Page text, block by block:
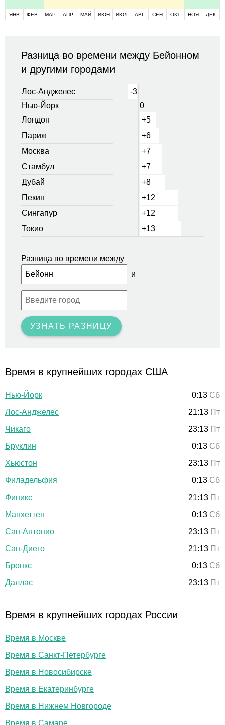
ЯНВ ФЕВ МАР АПР МАЙ ИЮН ИЮЛ АВГ СЕН ОКТ НОЯ ДЕК
Разница во времени между Бейонном
и другими городами
Лос-Анджелес
-3
Нью-Йорк
0
Лондон
+5
Париж
+6
Москва
+7
Стамбул
+7
Дубай
+8
Пекин
+12
Сингапур
+12
Токио
+13
Разница во времени между
и
УЗНАТЬ РАЗНИЦУ
Время в крупнейших городах США
Нью-Йорк 0:13 Сб
Лос-Анджелес
21:13 Пт
Чикаго
23:13 Пт
Бруклин
0:13 Сб
Хьюстон
23:13 Пт
Филадельфия
0:13 Сб
Финикс
21:13 Пт
Манхеттен
0:13 Сб
Сан-Антонио
23:13 Пт
Сан-Диего
21:13 Пт
Бронкс
0:13 Сб
Даллас
23:13 Пт
Время в крупнейших городах России
Время в Москве
Время в Санкт-Петербурге
Время в Новосибирске
Время в Екатеринбурге
Время в Нижнем Новгороде
Время в Самаре